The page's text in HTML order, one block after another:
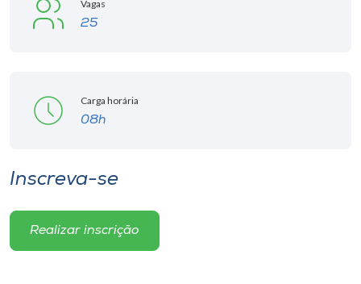
Vagas
25
Carga horária
08h
Inscreva-se
Realizar inscrição